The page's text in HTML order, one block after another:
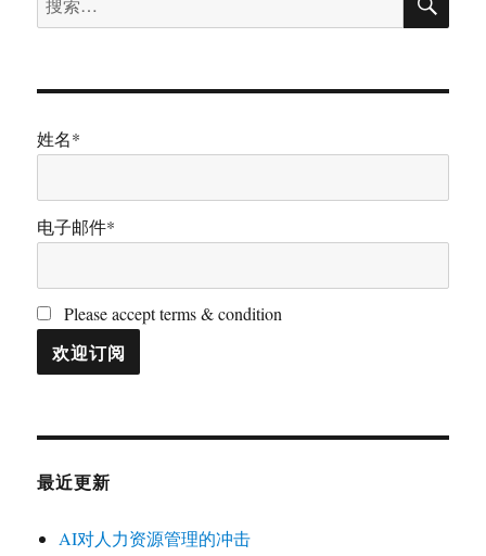
索：
姓名*
电子邮件*
Please accept terms & condition
最近更新
AI对人力资源管理的冲击